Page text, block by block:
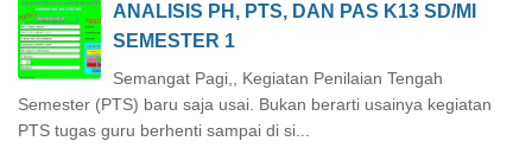
ANALISIS PH, PTS, DAN PAS K13 SD/MI
SEMESTER 1
Semangat Pagi,, Kegiatan Penilaian Tengah
Semester (PTS) baru saja usai. Bukan berarti usainya kegiatan
PTS tugas guru berhenti sampai di si...